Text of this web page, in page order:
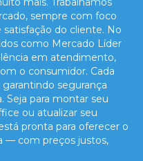
sempre com foco
do cliente. No
como Mercado Líder
em atendimento,
o consumidor. Cada
segurança
Seja para montar seu
ou atualizar seu
pronta para oferecer o
— com preços justos,